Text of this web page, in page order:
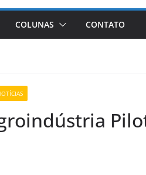
COLUNAS CONTATO